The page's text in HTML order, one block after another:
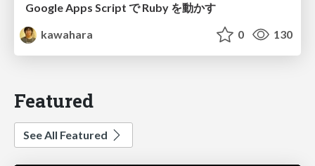
Google Apps Script で Ruby を動かす
kawahara
0 130
Featured
See All Featured